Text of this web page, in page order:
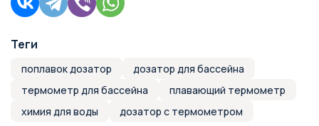
Теги
поплавок дозатор
дозатор для бассейна
термометр для бассейна
плавающий термометр
химия для воды
дозатор с термометром